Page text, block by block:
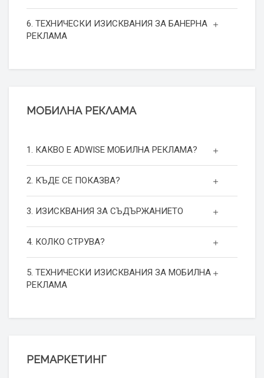
6. ТЕХНИЧЕСКИ ИЗИСКВАНИЯ ЗА БАНЕРНА
РЕКЛАМА
МОБИЛНА РЕКЛАМА
1. КАКВО Е ADWISE МОБИЛНА РЕКЛАМА?
2. КЪДЕ СЕ ПОКАЗВА?
3. ИЗИСКВАНИЯ ЗА СЪДЪРЖАНИЕТО
4. КОЛКО СТРУВА?
5. ТЕХНИЧЕСКИ ИЗИСКВАНИЯ ЗА МОБИЛНА
РЕКЛАМА
РЕМАРКЕТИНГ